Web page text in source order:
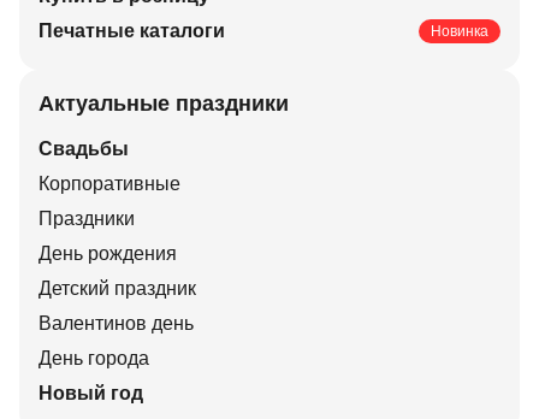
Печатные каталоги
Новинка
Актуальные праздники
Свадьбы
Корпоративные
Праздники
День рождения
Детский праздник
Валентинов день
День города
Новый год